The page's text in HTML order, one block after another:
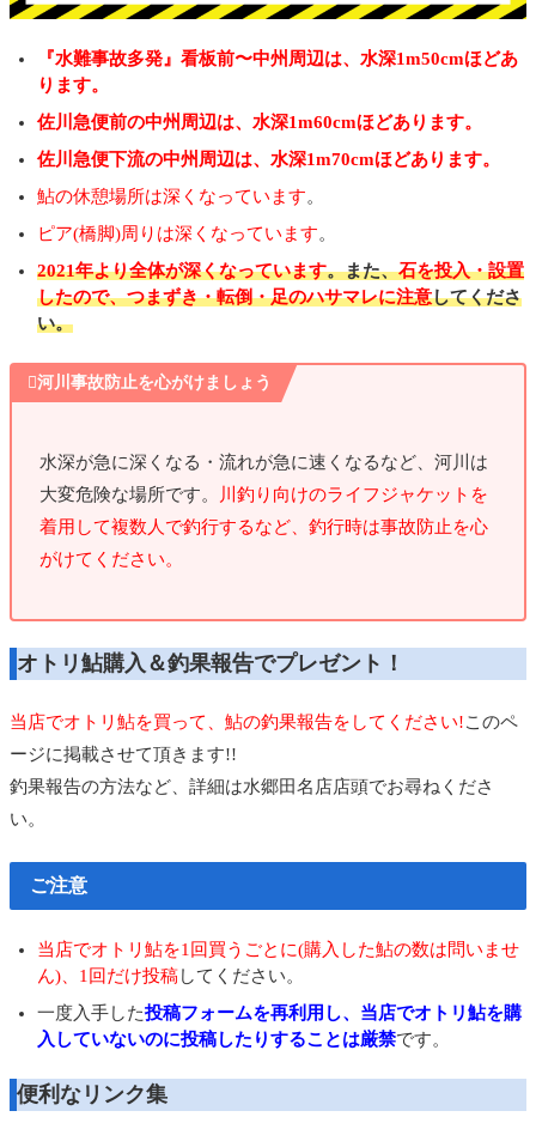
『水難事故多発』看板前〜中州周辺は、水深1m50cmほどあ
ります。
佐川急便前の中州周辺は、水深1m60cmほどあります。
佐川急便下流の中州周辺は、水深1m70cmほどあります。
鮎の休憩場所は深くなっています。
ピア(橋脚)周りは深くなっています。
2021年より全体が深くなっています。また、石を投入・設置
したので、つまずき・転倒・足のハサマレに注意してくださ
い。
河川事故防止を心がけましょう
水深が急に深くなる・流れが急に速くなるなど、河川は
大変危険な場所です。
川釣り向けのライフジャケットを
着用して複数人で釣行するなど、釣行時は事故防止を心
がけてください。
オトリ鮎購入＆釣果報告でプレゼント！
当店でオトリ鮎を買って、鮎の釣果報告をしてください!このペ
ージに掲載させて頂きます!!
釣果報告の方法など、詳細は水郷田名店店頭でお尋ねくださ
い。
ご注意
当店でオトリ鮎を1回買うごとに(購入した鮎の数は問いませ
ん)、1回だけ投稿してください。
一度入手した投稿フォームを再利用し、当店でオトリ鮎を購
入していないのに投稿したりすることは厳禁です。
便利なリンク集